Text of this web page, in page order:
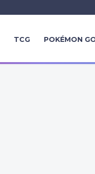
TCG POKÉMON